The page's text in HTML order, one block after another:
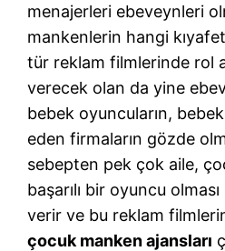
menajerleri ebeveynleri
mankenlerin hangi
tür reklam filmlerinde rol
verecek olan da yine
bebek oyuncuların,
eden firmaların gözde
sebepten pek çok aile,
başarılı bir oyuncu
verir ve bu reklam
çocuk manken ajansları